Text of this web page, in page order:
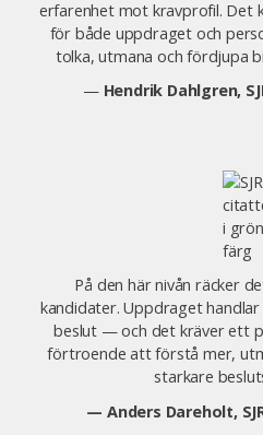
erfarenhet mot kravprofil. Det
för både uppdraget och
tolka, utmana och fördjupa
— Hendrik Dahlgren,
På den här nivån räcker
kandidater. Uppdraget
beslut — och det kräver ett
förtroende att förstå mer,
starkare
— Anders Dareholt,